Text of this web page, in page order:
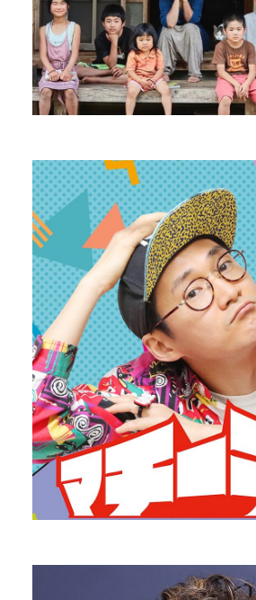
PROFILE
川島 ケイ
Singer Song
PROFILE